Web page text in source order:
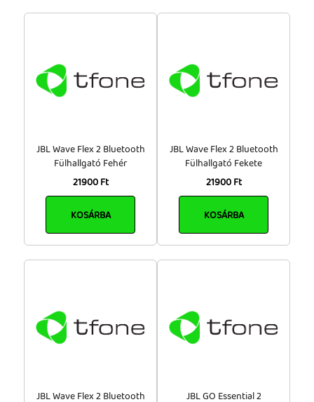
JBL Wave Flex 2 Bluetooth
Fülhallgató Fehér
21900 Ft
KOSÁRBA
JBL Wave Flex 2 Bluetooth
Fülhallgató Fekete
21900 Ft
KOSÁRBA
JBL Wave Flex 2 Bluetooth
JBL GO Essential 2